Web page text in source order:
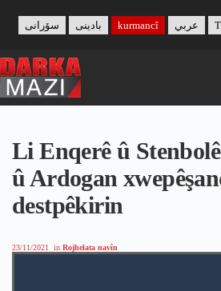
content
بادینی سۆرانی kurmancî عربي
Li Enqerê û
û Ardogan
destpêkirin
23/11/2021 in Rojhelata navîn